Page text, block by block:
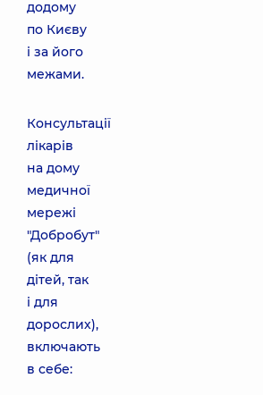
додому
по Києву
і за його
межами.
Консультації
лікарів
на дому
медичної
мережі
"Добробут"
(як для
дітей, так
і для
дорослих),
включають
в себе: